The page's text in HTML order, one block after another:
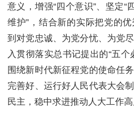
意义，增强“四个意识”、坚定“
维护”，结合新的实际把党的
到对党忠诚、为党分忧、为党
入贯彻落实总书记提出的“五个
围绕新时代新征程党的使命任
完善好、运行好人民代表大会
民主，稳中求进推动人大工作高